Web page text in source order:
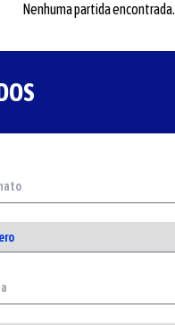
Nenhuma partida encontrada.